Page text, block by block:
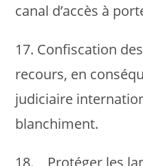
canal d’accès à
17. Confiscation
recours, en
judiciaire
blanchiment.
18. Protéger les